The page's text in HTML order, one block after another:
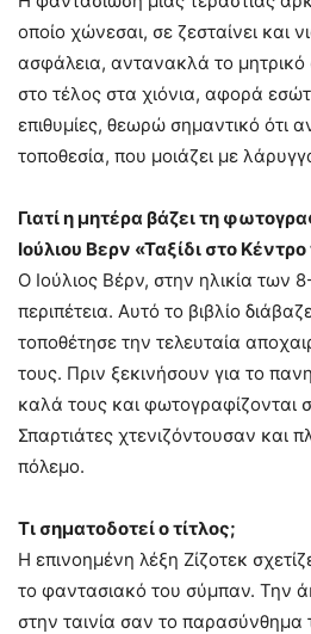
οποίο χώνεσαι, σε ζεσταίνει και
ασφάλεια, αντανακλά το μητρικό
στο τέλος στα χιόνια, αφορά
επιθυμίες, θεωρώ σημαντικό ότι
τοποθεσία, που μοιάζει με
Γιατί η μητέρα βάζει τη
Ιούλιου Βερν «Ταξίδι στο
Ο Ιούλιος Βέρν, στην ηλικία των
περιπέτεια. Αυτό το βιβλίο
τοποθέτησε την τελευταία
τους. Πριν ξεκινήσουν για το
καλά τους και
Σπαρτιάτες χτενιζόντουσαν και
πόλεμο.
Τι σηματοδοτεί ο τίτλος;
Η επινοημένη λέξη Ζίζοτεκ
το φαντασιακό του σύμπαν. Την
στην ταινία σαν το